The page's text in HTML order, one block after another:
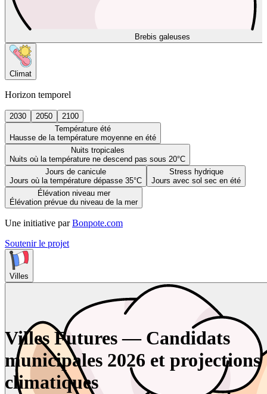
Brebis galeuses
Climat
Horizon temporel
2030 2050
2100
Température été
Hausse de la température moyenne en été
Nuits tropicales
Nuits où la température ne descend pas sous 20°C
Jours de canicule
Jours où la température dépasse 35°C
Stress hydrique
Jours avec sol sec en été
Élévation niveau mer
Élévation prévue du niveau de la mer
Une initiative par Bonpote.com
Soutenir le projet
Villes
Villes Futures — Candidats
municipales 2026 et projections
climatiques